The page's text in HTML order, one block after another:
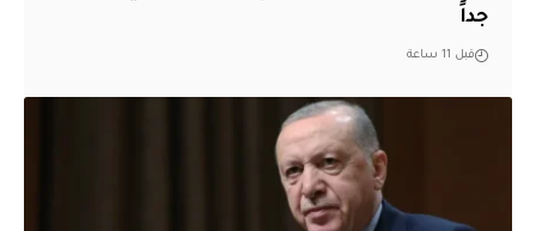
جداً
قبل 11 ساعة